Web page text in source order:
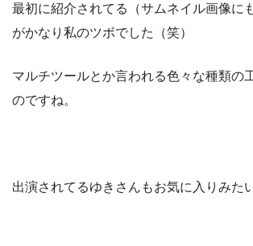
最初に紹介されてる（サムネイル画像に
がかなり私のツボでした（笑）
マルチツールとか言われる色々な種類の
のですね。
出演されてるゆきさんもお気に入りみた